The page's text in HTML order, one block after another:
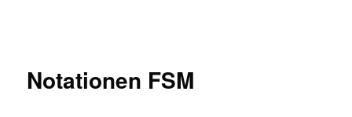
Notationen FSM